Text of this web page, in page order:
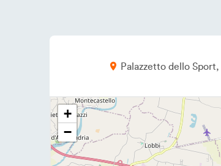
Palazzetto dello Sport
+
−